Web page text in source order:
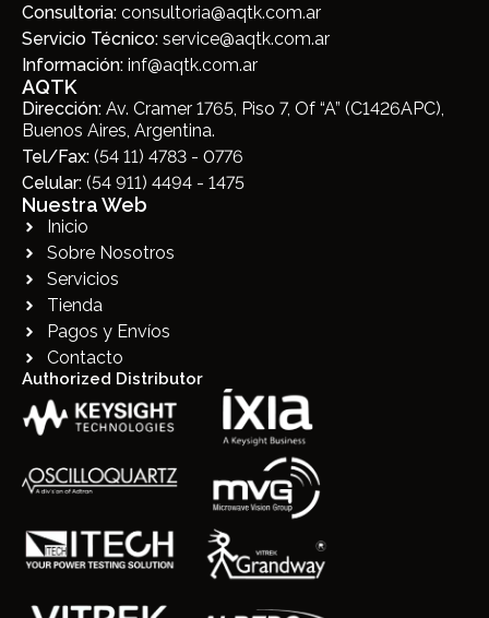
Consultoria: consultoria@aqtk.com.ar
Servicio Técnico: service@aqtk.com.ar
Información: inf@aqtk.com.ar
AQTK
Dirección: Av. Cramer 1765, Piso 7, Of “A” (C1426APC),
Buenos Aires, Argentina.
Tel/Fax: (54 11) 4783 - 0776
Celular: (54 911) 4494 - 1475
Nuestra Web
Inicio
Sobre Nosotros
Servicios
Tienda
Pagos y Envíos
Contacto
Authorized Distributor